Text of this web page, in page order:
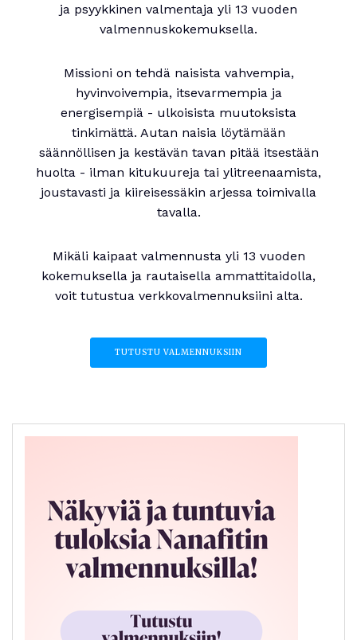
ja psyykkinen valmentaja yli 13 vuoden
valmennuskokemuksella.
Missioni on tehdä naisista vahvempia,
hyvinvoivempia, itsevarmempia ja
energisempiä - ulkoisista muutoksista
tinkimättä. Autan naisia löytämään
säännöllisen ja kestävän tavan pitää itsestään
huolta - ilman kitukuureja tai ylitreenaamista,
joustavasti ja kiireisessäkin arjessa toimivalla
tavalla.
Mikäli kaipaat valmennusta yli 13 vuoden
kokemuksella ja rautaisella ammattitaidolla,
voit tutustua verkkovalmennuksiini alta.
TUTUSTU VALMENNUKSIIN